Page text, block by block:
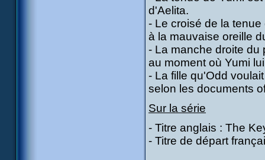
d'Aelita.
- Le croisé de la
à la mauvaise oreille
- La manche droite du
au moment où Yumi
- La fille qu'Odd
selon les documents
Sur la série
- Titre anglais : The
- Titre de départ